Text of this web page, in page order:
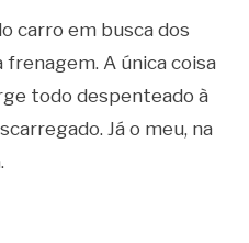
carro em busca dos
A única coisa
todo despenteado à
Já o meu, na